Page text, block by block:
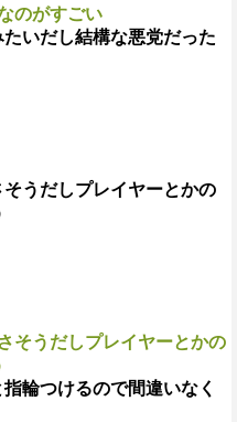
のがすごい
いだし結構な悪党だった
うだしプレイヤーとかの
そうだしプレイヤーとかの
輪つけるので間違いなく